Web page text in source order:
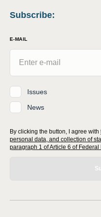
Subscribe:
E-MAIL
Issues
News
By clicking the button, I agree with
personal data, and collection of
paragraph 1 of Article 6 of